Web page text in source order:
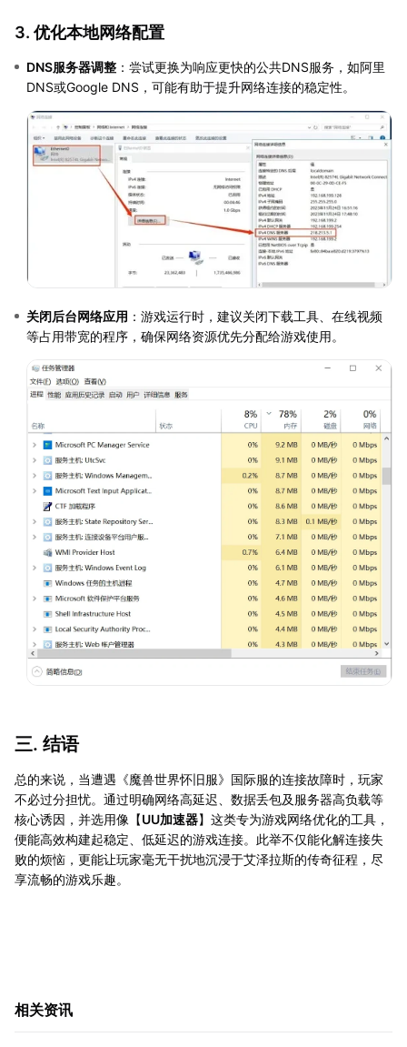
3. 优化本地网络配置
DNS服务器调整 ：尝试更换为响应更快的公共DNS服务，如阿里
DNS或Google DNS，可能有助于提升网络连接的稳定性。
关闭后台网络应用 ：游戏运行时，建议关闭下载工具、在线视频
等占用带宽的程序，确保网络资源优先分配给游戏使用。
三. 结语
总的来说，当遭遇《魔兽世界怀旧服》国际服的连接故障时，玩家
不必过分担忧。通过明确网络高延迟、数据丢包及服务器高负载等
核心诱因，并选用像【UU加速器】这类专为游戏网络优化的工具，
便能高效构建起稳定、低延迟的游戏连接。此举不仅能化解连接失
败的烦恼，更能让玩家毫无干扰地沉浸于艾泽拉斯的传奇征程，尽
享流畅的游戏乐趣。
相关资讯